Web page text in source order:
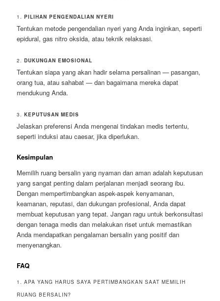
1.PILIHAN PENGENDALIAN NYERI
Tentukan metode pengendalian nyeri yang Anda inginkan, seperti
epidural, gas nitro oksida, atau teknik relaksasi.
2.DUKUNGAN EMOSIONAL
Tentukan siapa yang akan hadir selama persalinan — pasangan,
orang tua, atau sahabat — dan bagaimana mereka dapat
mendukung Anda.
3.KEPUTUSAN MEDIS
Jelaskan preferensi Anda mengenai tindakan medis tertentu,
seperti induksi atau caesar, jika diperlukan.
Kesimpulan
Memilih ruang bersalin yang nyaman dan aman adalah keputusan
yang sangat penting dalam perjalanan menjadi seorang ibu.
Dengan mempertimbangkan aspek-aspek kenyamanan,
keamanan, reputasi, dan dukungan profesional, Anda dapat
membuat keputusan yang tepat. Jangan ragu untuk berkonsultasi
dengan tenaga medis dan melakukan riset untuk memastikan
Anda mendapatkan pengalaman bersalin yang positif dan
menyenangkan.
FAQ
1. APA YANG HARUS SAYA PERTIMBANGKAN SAAT MEMILIH
RUANG BERSALIN?